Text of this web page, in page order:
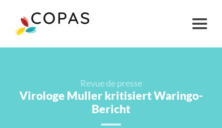
Revue de presse
Virologe Muller kritisiert Waringo-
Bericht